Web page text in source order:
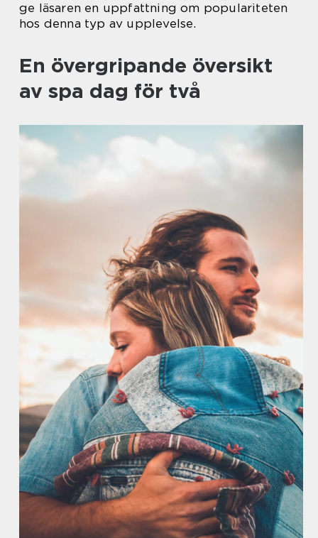
ge läsaren en uppfattning om populariteten
hos denna typ av upplevelse.
En övergripande översikt
av spa dag för två